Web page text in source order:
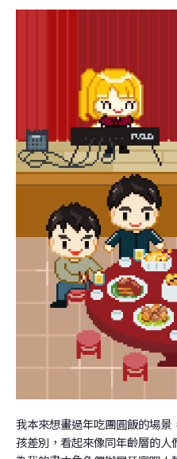
我本來想畫過年吃團圓飯的場
孩差別，看起來像同年齡層的